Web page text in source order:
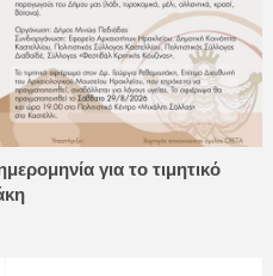
για το τιμητικό